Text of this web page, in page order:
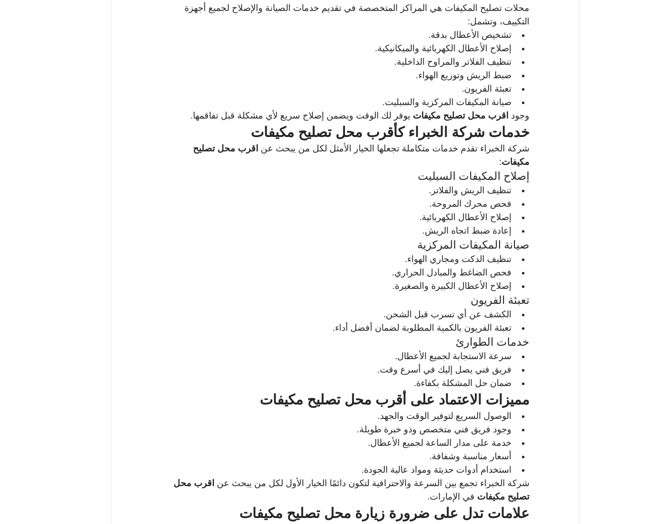
محلات تصليح المكيفات هي المراكز المتخصصة في تقديم خدمات الصيانة والإصلاح لجميع أجهزة
التكييف، وتشمل:
تشخيص الأعطال بدقة.
إصلاح الأعطال الكهربائية والميكانيكية.
تنظيف الفلاتر والمراوح الداخلية.
ضبط الريش وتوزيع الهواء.
تعبئة الفريون.
صيانة المكيفات المركزية والسبليت.
وجود اقرب محل تصليح مكيفات يوفر لك الوقت ويضمن إصلاح سريع لأي مشكلة قبل تفاقمها.
خدمات شركة الخبراء كأقرب محل تصليح مكيفات
شركة الخبراء تقدم خدمات متكاملة تجعلها الخيار الأمثل لكل من يبحث عن اقرب محل تصليح
مكيفات:
إصلاح المكيفات السبليت
تنظيف الريش والفلاتر.
فحص محرك المروحة.
إصلاح الأعطال الكهربائية.
إعادة ضبط اتجاه الريش.
صيانة المكيفات المركزية
تنظيف الدكت ومجاري الهواء.
فحص الضاغط والمبادل الحراري.
إصلاح الأعطال الكبيرة والصغيرة.
تعبئة الفريون
الكشف عن أي تسرب قبل الشحن.
تعبئة الفريون بالكمية المطلوبة لضمان أفضل أداء.
خدمات الطوارئ
سرعة الاستجابة لجميع الأعطال.
فريق فني يصل إليك في أسرع وقت.
ضمان حل المشكلة بكفاءة.
مميزات الاعتماد على أقرب محل تصليح مكيفات
الوصول السريع لتوفير الوقت والجهد.
وجود فريق فني متخصص وذو خبرة طويلة.
خدمة على مدار الساعة لجميع الأعطال.
أسعار مناسبة وشفافة.
استخدام أدوات حديثة ومواد عالية الجودة.
شركة الخبراء تجمع بين السرعة والاحترافية لتكون دائمًا الخيار الأول لكل من يبحث عن اقرب محل
تصليح مكيفات في الإمارات.
علامات تدل على ضرورة زيارة محل تصليح مكيفات